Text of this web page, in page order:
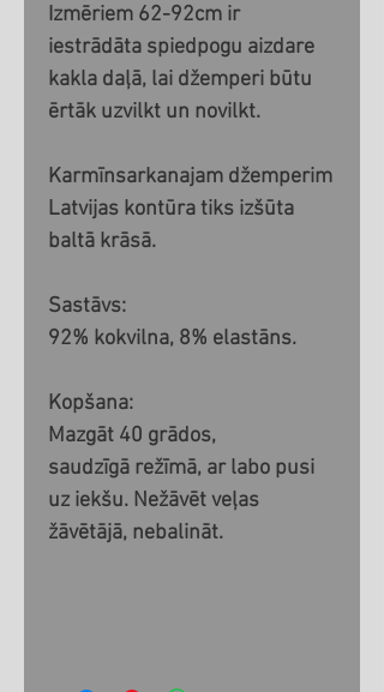
Izmēriem 62-92cm ir
iestrādāta spiedpogu aizdare
kakla daļā, lai džemperi būtu
ērtāk uzvilkt un novilkt.
Karmīnsarkanajam džemperim
Latvijas kontūra tiks izšūta
baltā krāsā.
Sastāvs:
92% kokvilna, 8% elastāns.
Kopšana:
Mazgāt 40 grādos,
saudzīgā režīmā, ar labo pusi
uz iekšu. Nežāvēt veļas
žāvētājā, nebalināt.